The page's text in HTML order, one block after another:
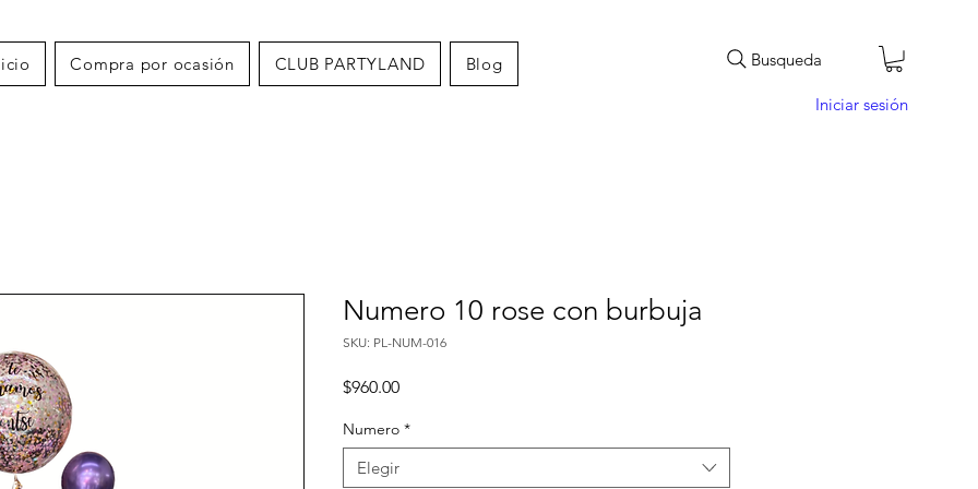
Compra por ocasión CLUB PARTYLAND Blog Busqueda
Iniciar sesión
Numero 10 rose con burbuja
SKU: PL-NUM-016
$960.00Precio
Numero *
Elegir